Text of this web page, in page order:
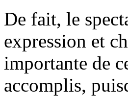
De fait, le
expression et
importante de
accomplis,